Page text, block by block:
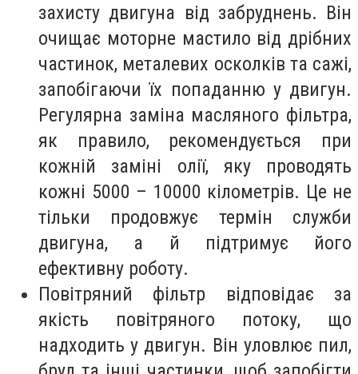
захисту двигуна від забруднень. Він
очищає моторне мастило від дрібних
частинок, металевих осколків та сажі,
запобігаючи їх попаданню у двигун.
Регулярна заміна масляного фільтра,
як правило, рекомендується при
кожній заміні олії, яку проводять
кожні 5000 – 10000 кілометрів. Це не
тільки продовжує термін служби
двигуна, а й підтримує його
ефективну роботу.
Повітряний фільтр відповідає за
якість повітряного потоку, що
надходить у двигун. Він уловлює пил,